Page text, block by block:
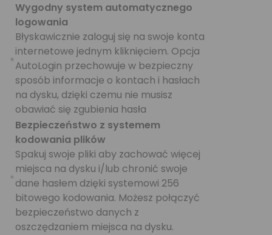
Wygodny system automatycznego
logowania
Błyskawicznie zaloguj się na swoje konta
internetowe jednym kliknięciem. Opcja
AutoLogin przechowuje w bezpieczny
sposób informacje o kontach i hasłach
na dysku, dzięki czemu nie musisz
obawiać się zgubienia hasła
Bezpieczeństwo z systemem
kodowania plików
Spakuj swoje pliki aby zachować więcej
miejsca na dysku i/lub chronić swoje
dane hasłem dzięki systemowi 256
bitowego kodowania. Możesz połączyć
bezpieczeństwo danych z
oszczędzaniem miejsca na dysku.